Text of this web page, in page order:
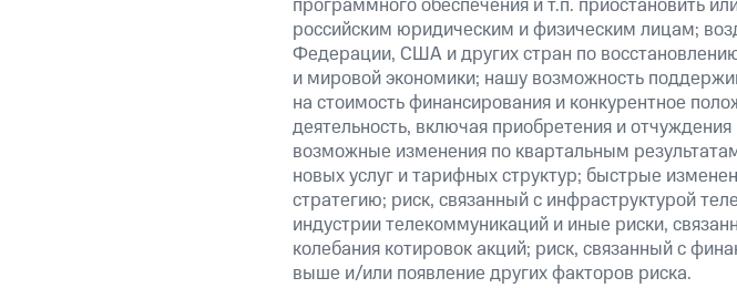
российским юридическим и физическим лицам;
Федерации, США и других стран по
и мировой экономики; нашу возможность
на стоимость финансирования и конкурентное
деятельность, включая приобретения и
возможные изменения по квартальным
новых услуг и тарифных структур; быстрые
стратегию; риск, связанный с инфраструктурой
индустрии телекоммуникаций и иные риски,
колебания котировок акций; риск, связанный с
выше и/или появление других факторов риска.